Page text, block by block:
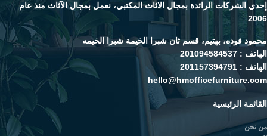
إحدي الشركات الرائدة بمجال الاثاث المكتبي، نعمل بمجال الآثاث منذ عام
2006
محمود فوده، بهتيم، قسم ثان شبرا الخيمة شبرا الخيمه
الهاتف : 201094584537
الهاتف : 201157394791
hello@hmofficefurniture.com
القائمة الرئيسية
من نحن